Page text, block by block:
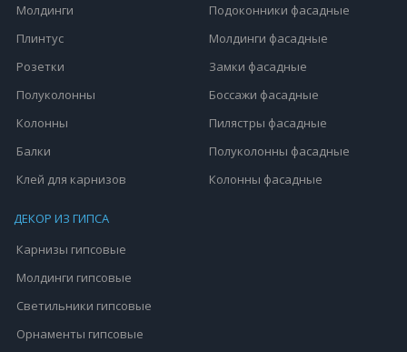
Молдинги
Плинтус
Розетки
Полуколонны
Колонны
Балки
Клей для карнизов
Подоконники фасадные
Молдинги фасадные
Замки фасадные
Боссажи фасадные
Пилястры фасадные
Полуколонны фасадные
Колонны фасадные
ДЕКОР ИЗ ГИПСА
Карнизы гипсовые
Молдинги гипсовые
Светильники гипсовые
Орнаменты гипсовые